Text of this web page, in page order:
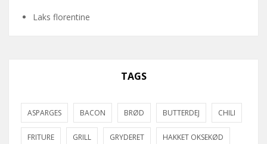
Laks florentine
TAGS
ASPARGES BACON BRØD BUTTERDEJ CHILI
FRITURE GRILL GRYDERET HAKKET OKSEKØD